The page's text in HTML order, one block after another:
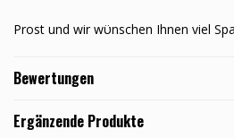
Prost und wir wϋnschen Ihnen viel
Bewertungen
Ergänzende Produkte